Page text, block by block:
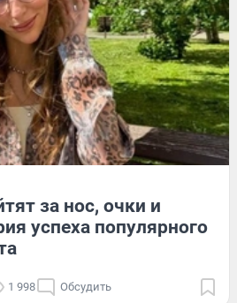
за нос, очки и
успеха популярного
1 998 Обсудить